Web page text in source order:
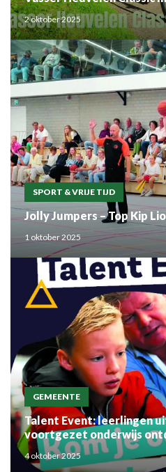
2 oktober 2025
SPORT & VRIJE TIJD
Jolly Jumpers – Top Kip
1 oktober 2025
GEMEENTE
Talent Event: leerlingen
voortgezet onderwijs
de regio
4 oktober 2025